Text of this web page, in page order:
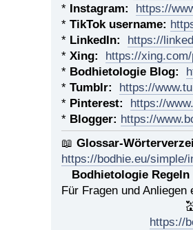
* Instagram:
https://
* TikTok username:
* LinkedIn:
https://
* Xing:
https://
* Bodhietologie Blog:
* Tumblr:
https://
* Pinterest:
https://
* Blogger: https://
📖 Glossar-
https://bodhie.eu/simple/
Bodhietologie Regeln
Für Fragen und
https://